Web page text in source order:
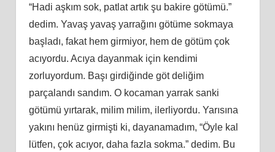
“Hadi aşkım sok, patlat artık şu bakire götümü.”
dedim. Yavaş yavaş yarrağını götüme sokmaya
başladı, fakat hem girmiyor, hem de götüm çok
acıyordu. Acıya dayanmak için kendimi
zorluyordum. Başı girdiğinde göt deliğim
parçalandı sandım. O kocaman yarrak sanki
götümü yırtarak, milim milim, ilerliyordu. Yarısına
yakını henüz girmişti ki, dayanamadım, “Öyle kal
lütfen, çok acıyor, daha fazla sokma.” dedim. Bu